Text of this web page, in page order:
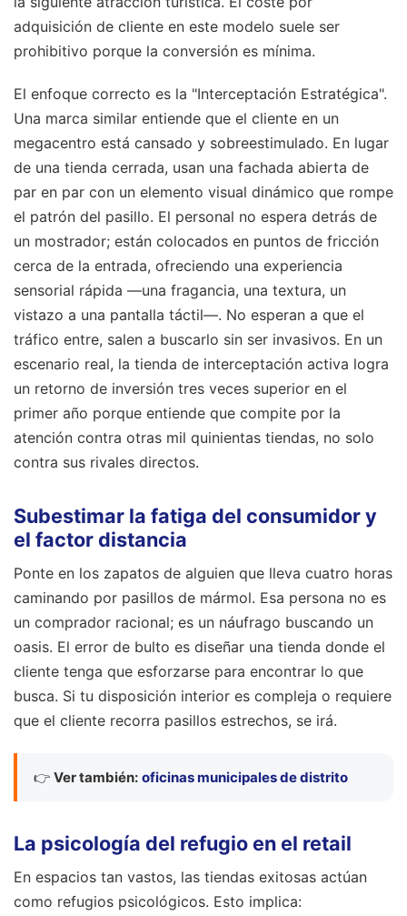
adquisición de cliente en este modelo suele ser
prohibitivo porque la conversión es mínima.
El enfoque correcto es la "Interceptación Estratégica".
Una marca similar entiende que el cliente en un
megacentro está cansado y sobreestimulado. En lugar
de una tienda cerrada, usan una fachada abierta de
par en par con un elemento visual dinámico que rompe
el patrón del pasillo. El personal no espera detrás de
un mostrador; están colocados en puntos de fricción
cerca de la entrada, ofreciendo una experiencia
sensorial rápida —una fragancia, una textura, un
vistazo a una pantalla táctil—. No esperan a que el
tráfico entre, salen a buscarlo sin ser invasivos. En un
escenario real, la tienda de interceptación activa logra
un retorno de inversión tres veces superior en el
primer año porque entiende que compite por la
atención contra otras mil quinientas tiendas, no solo
contra sus rivales directos.
Subestimar la fatiga del consumidor y
el factor distancia
Ponte en los zapatos de alguien que lleva cuatro horas
caminando por pasillos de mármol. Esa persona no es
un comprador racional; es un náufrago buscando un
oasis. El error de bulto es diseñar una tienda donde el
cliente tenga que esforzarse para encontrar lo que
busca. Si tu disposición interior es compleja o requiere
que el cliente recorra pasillos estrechos, se irá.
👉 Ver también: oficinas municipales de distrito
La psicología del refugio en el retail
En espacios tan vastos, las tiendas exitosas actúan
como refugios psicológicos. Esto implica: